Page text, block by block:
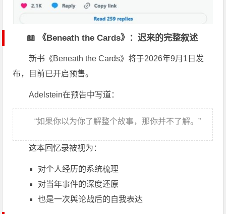
📖 《Beneath the Cards》：迟来的完整叙述
新书《Beneath the Cards》将于2026年9月1日发
布，目前已开启预售。
Adelstein在预告中写道：
“如果你以为你了解整个故事，那你并不了解。”
这本回忆录被视为：
对个人经历的系统梳理
对当年事件的深度还原
也是一次舆论战后的自我表达